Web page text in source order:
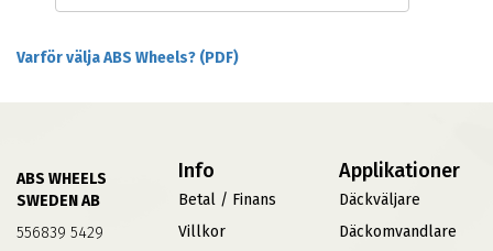
Varför välja ABS Wheels? (PDF)
ABS WHEELS
SWEDEN AB
556839 5429
Info
Betal / Finans
Villkor
Applikationer
Däckväljare
Däckomvandlare